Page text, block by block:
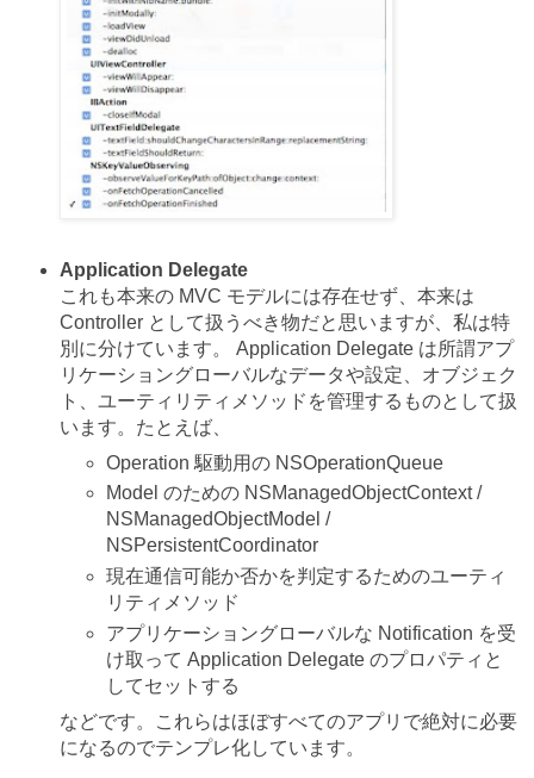
Application Delegate
これも本来の MVC モデルには存在せず、本来は
Controller として扱うべき物だと思いますが、私は特
別に分けています。 Application Delegate は所謂アプ
リケーショングローバルなデータや設定、オブジェク
ト、ユーティリティメソッドを管理するものとして扱
います。たとえば、
Operation 駆動用の NSOperationQueue
Model のための NSManagedObjectContext /
NSManagedObjectModel /
NSPersistentCoordinator
現在通信可能か否かを判定するためのユーティ
リティメソッド
アプリケーショングローバルな Notification を受
け取って Application Delegate のプロパティと
してセットする
などです。これらはほぼすべてのアプリで絶対に必要
になるのでテンプレ化しています。